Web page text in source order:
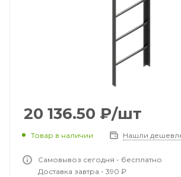
20 136.50 ₽/шт
Товар в наличии Нашли
Самовывоз сегодня - бесплатно
Доставка завтра - 390 ₽